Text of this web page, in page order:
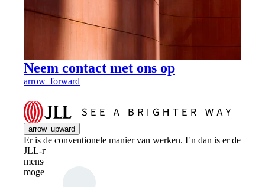
Neem contact met ons op
arrow_forward
arrow_upward
Er is de conventionele manier van werken. En dan is er de
JLL-manier. Een meer innovatieve, intelligente en
menselijke manier. See a brighter way: ontdek de
mogelijkheden met JLL.